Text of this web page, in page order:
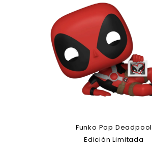
Funko Pop Deadpool
Edición Limitada